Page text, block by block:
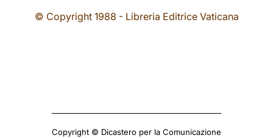
© Copyright 1988 - Libreria Editrice Vaticana
Copyright © Dicastero per la Comunicazione